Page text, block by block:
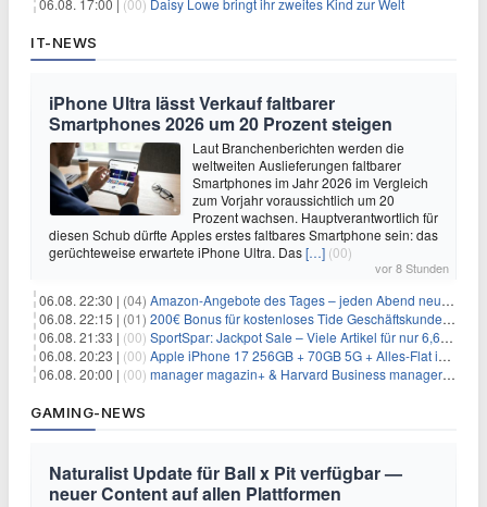
06.08. 17:00 | (00) Daisy Lowe bringt ihr zweites Kind zur Welt
IT-NEWS
iPhone Ultra lässt Verkauf faltbarer
Smartphones 2026 um 20 Prozent steigen
Laut Branchenberichten werden die
weltweiten Auslieferungen faltbarer
Smartphones im Jahr 2026 im Vergleich
zum Vorjahr voraussichtlich um 20
Prozent wachsen. Hauptverantwortlich für
diesen Schub dürfte Apples erstes faltbares Smartphone sein: das
gerüchteweise erwartete iPhone Ultra. Das[…] (00)
vor 8 Stunden
06.08. 22:30 | (04) Amazon-Angebote des Tages – jeden Abend neue Deals zum Stöbern
06.08. 22:15 | (01) 200€ Bonus für kostenloses Tide Geschäftskundenkonto
06.08. 21:33 | (00) SportSpar: Jackpot Sale – Viele Artikel für nur 6,66€ – nur 48 Stunden
06.08. 20:23 | (00) Apple iPhone 17 256GB + 70GB 5G + Alles-Flat im Vodafone-Netz für 34,99€/Monat – eff. 4,65€/Monat
06.08. 20:00 | (00) manager magazin+ & Harvard Business manager+ Digital-Kombi-Abo 1 Monat kostenlos
GAMING-NEWS
Naturalist Update für Ball x Pit verfügbar —
neuer Content auf allen Plattformen